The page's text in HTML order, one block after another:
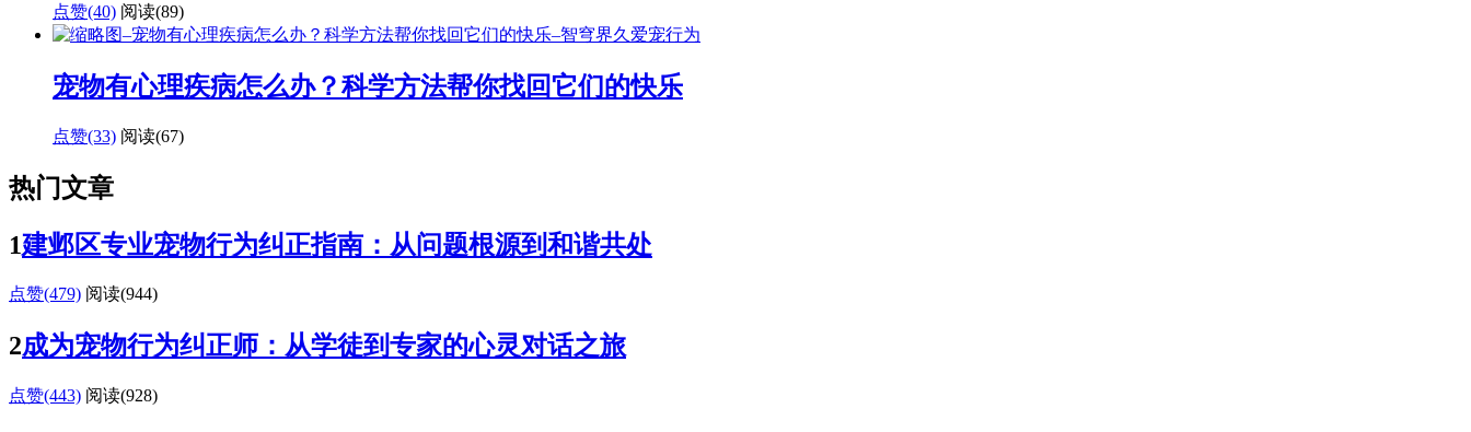
点赞(40) 阅读(89)
宠物有心理疾病怎么办？科学方法帮你找回它们的快乐
点赞(33) 阅读(67)
热门文章
1建邺区专业宠物行为纠正指南：从问题根源到和谐共处
点赞(479) 阅读(944)
2成为宠物行为纠正师：从学徒到专家的心灵对话之旅
点赞(443) 阅读(928)